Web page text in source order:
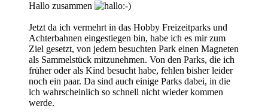
Hallo zusammen
Jetzt da ich vermehrt in das Hobby Freizeitparks und
Achterbahnen eingestiegen bin, habe ich es mir zum
Ziel gesetzt, von jedem besuchten Park einen Magneten
als Sammelstück mitzunehmen. Von den Parks, die ich
früher oder als Kind besucht habe, fehlen bisher leider
noch ein paar. Da sind auch einige Parks dabei, in die
ich wahrscheinlich so schnell nicht wieder kommen
werde.